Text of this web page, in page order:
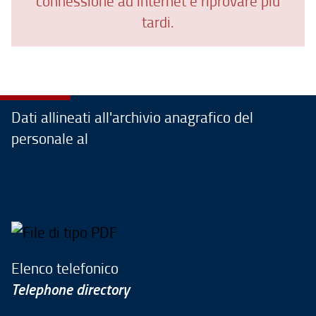
tardi.
Dati allineati all'archivio anagrafico del
personale al
Elenco telefonico
Telephone directory